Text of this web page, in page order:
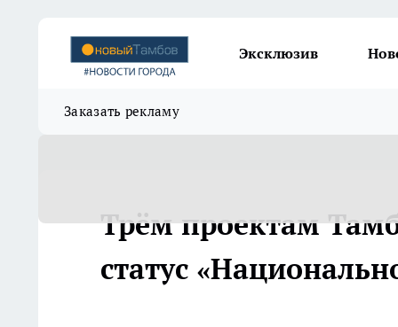
Эксклюзив
Заказать рекламу
Трём проектам
статус